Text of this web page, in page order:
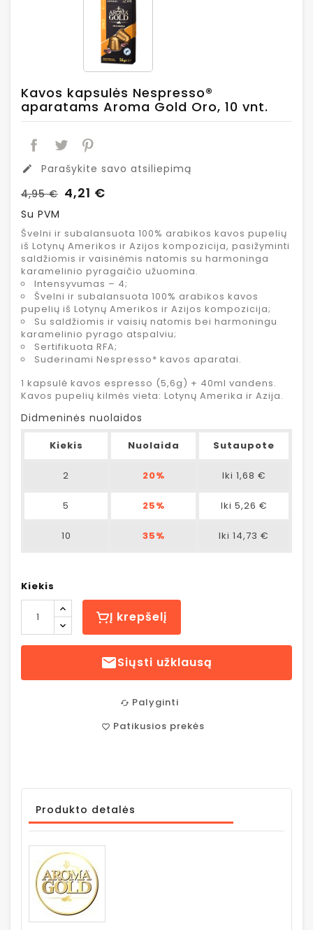
Kavos kapsulės Nespresso®
aparatams Aroma Gold Oro, 10 vnt.
edit
Parašykite savo atsiliepimą
4,95 € 4,21 €
Su PVM
Švelni ir subalansuota 100% arabikos kavos pupelių
iš Lotynų Amerikos ir Azijos kompozicija, pasižyminti
saldžiomis ir vaisinėmis natomis su harmoninga
karamelinio pyragaičio užuomina.
Intensyvumas – 4;
Švelni ir subalansuota 100% arabikos kavos
pupelių iš Lotynų Amerikos ir Azijos kompozicija;
Su saldžiomis ir vaisių natomis bei harmoningu
karamelinio pyrago atspalviu;
Sertifikuota RFA;
Suderinami Nespresso* kavos aparatai.
1 kapsulė kavos espresso (5,6g) + 40ml vandens.
Kavos pupelių kilmės vieta: Lotynų Amerika ir Azija.
Didmeninės nuolaidos
Kiekis Nuolaida Sutaupote
2 20% Iki 1,68 €
5 25% Iki 5,26 €
10 35% Iki 14,73 €
Kiekis
Į krepšelį
Siųsti užklausą
cached Palyginti
favorite_border Patikusios prekės
Produkto detalės